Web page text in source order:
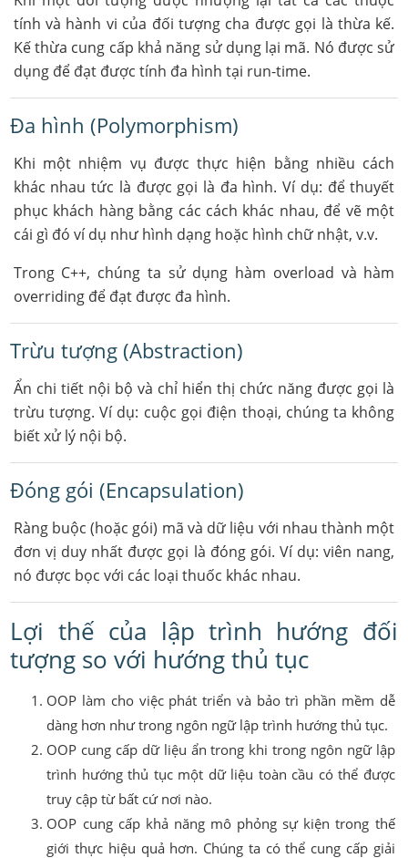
tính và hành vi của đối tượng cha được gọi là thừa kế.
Kế thừa cung cấp khả năng sử dụng lại mã. Nó được sử
dụng để đạt được tính đa hình tại run-time.
Đa hình (Polymorphism)
Khi một nhiệm vụ được thực hiện bằng nhiều cách
khác nhau tức là được gọi là đa hình. Ví dụ: để thuyết
phục khách hàng bằng các cách khác nhau, để vẽ một
cái gì đó ví dụ như hình dạng hoặc hình chữ nhật, v.v.
Trong C++, chúng ta sử dụng hàm overload và hàm
overriding để đạt được đa hình.
Trừu tượng (Abstraction)
Ẩn chi tiết nội bộ và chỉ hiển thị chức năng được gọi là
trừu tượng. Ví dụ: cuộc gọi điện thoại, chúng ta không
biết xử lý nội bộ.
Đóng gói (Encapsulation)
Ràng buộc (hoặc gói) mã và dữ liệu với nhau thành một
đơn vị duy nhất được gọi là đóng gói. Ví dụ: viên nang,
nó được bọc với các loại thuốc khác nhau.
Lợi thế của lập trình hướng đối
tượng so với hướng thủ tục
OOP làm cho việc phát triển và bảo trì phần mềm dễ
dàng hơn như trong ngôn ngữ lập trình hướng thủ tục.
OOP cung cấp dữ liệu ẩn trong khi trong ngôn ngữ lập
trình hướng thủ tục một dữ liệu toàn cầu có thể được
truy cập từ bất cứ nơi nào.
OOP cung cấp khả năng mô phỏng sự kiện trong thế
giới thực hiệu quả hơn. Chúng ta có thể cung cấp giải